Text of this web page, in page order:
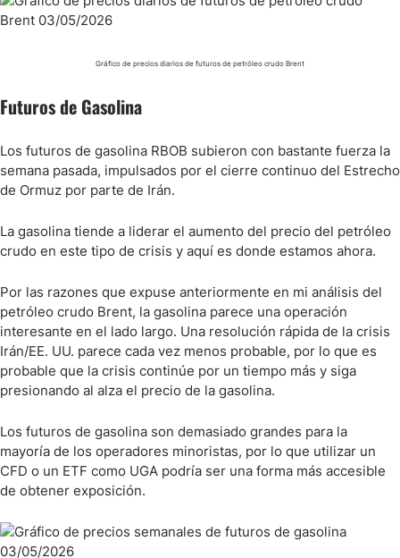
Gráfico de precios diarios de futuros de petróleo crudo Brent
Futuros de Gasolina
Los futuros de gasolina RBOB subieron con bastante fuerza la
semana pasada, impulsados por el cierre continuo del Estrecho
de Ormuz por parte de Irán.
La gasolina tiende a liderar el aumento del precio del petróleo
crudo en este tipo de crisis y aquí es donde estamos ahora.
Por las razones que expuse anteriormente en mi análisis del
petróleo crudo Brent, la gasolina parece una operación
interesante en el lado largo. Una resolución rápida de la crisis
Irán/EE. UU. parece cada vez menos probable, por lo que es
probable que la crisis continúe por un tiempo más y siga
presionando al alza el precio de la gasolina.
Los futuros de gasolina son demasiado grandes para la
mayoría de los operadores minoristas, por lo que utilizar un
CFD o un ETF como UGA podría ser una forma más accesible
de obtener exposición.